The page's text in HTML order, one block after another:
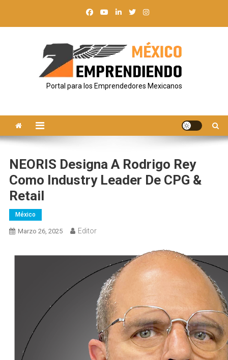
Portal para los Emprendedores Mexicanos
NEORIS Designa A Rodrigo Rey
Como Industry Leader De CPG &
Retail
México
Marzo 26, 2025 Editor